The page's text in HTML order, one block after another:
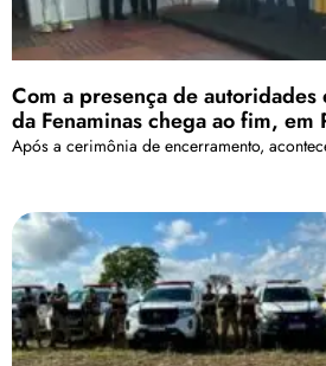
Com a presença de autoridades
da Fenaminas chega ao fim, em
Após a cerimônia de encerramento,